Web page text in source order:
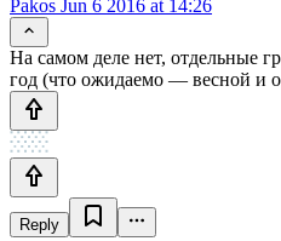
Pakos Jun 6 2016 at 14:26
На самом деле нет, отдельные
год (что ожидаемо — весной и
Reply